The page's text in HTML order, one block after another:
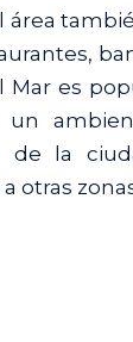
es
de la
otras